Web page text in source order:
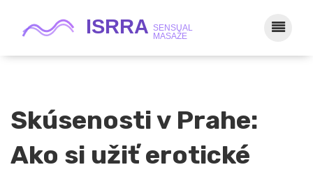
Skúsenosti v Prahe:
Ako si užiť erotické